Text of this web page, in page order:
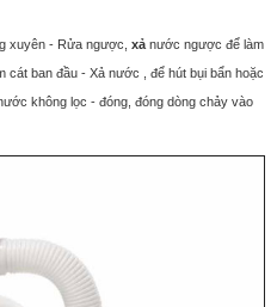
xuyên - Rửa ngược, xả nước ngược để làm
cát ban đầu - Xả nước
, để hút bụi bẩn hoặc
không lọc - đóng, đóng dòng chảy vào